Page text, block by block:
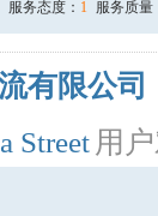
服务态度： 1 服务质量
有限公司
Street 用